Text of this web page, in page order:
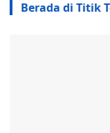
Berada di Titik